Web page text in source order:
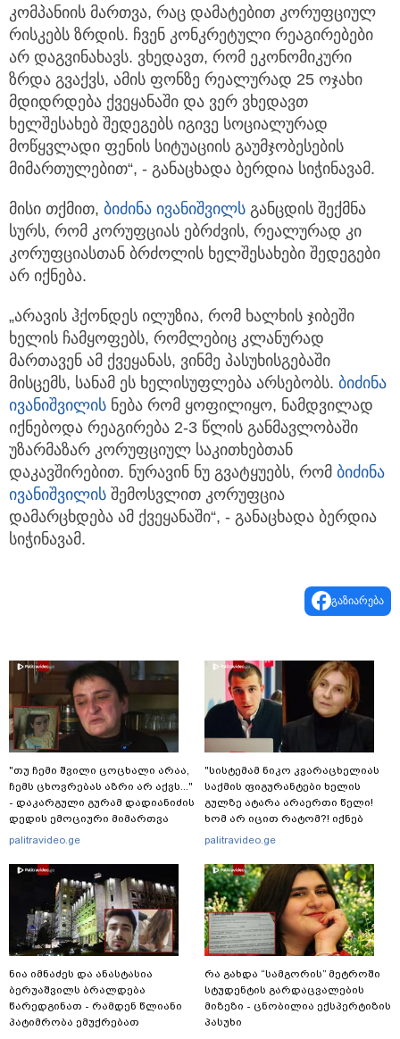
კომპანიის მართვა, რაც დამატებით კორუფციულ
რისკებს ზრდის. ჩვენ კონკრეტული რეაგირებები
არ დაგვინახავს. ვხედავთ, რომ ეკონომიკური
ზრდა გვაქვს, ამის ფონზე რეალურად 25 ოჯახი
მდიდრდება ქვეყანაში და ვერ ვხედავთ
ხელშესახებ შედეგებს იგივე სოციალურად
მოწყვლადი ფენის სიტუაციის გაუმჯობესების
მიმართულებით“, - განაცხადა ბერდია სიჭინავამ.
მისი თქმით, ბიძინა ივანიშვილს განცდის შექმნა
სურს, რომ კორუფციას ებრძვის, რეალურად კი
კორუფციასთან ბრძოლის ხელშესახები შედეგები
არ იქნება.
„არავის ჰქონდეს ილუზია, რომ ხალხის ჯიბეში
ხელის ჩამყოფებს, რომლებიც კლანურად
მართავენ ამ ქვეყანას, ვინმე პასუხისგებაში
მისცემს, სანამ ეს ხელისუფლება არსებობს. ბიძინა
ივანიშვილის ნება რომ ყოფილიყო, ნამდვილად
იქნებოდა რეაგირება 2-3 წლის განმავლობაში
უზარმაზარ კორუფციულ საკითხებთან
დაკავშირებით. ნურავინ ნუ გვატყუებს, რომ ბიძინა
ივანიშვილის შემოსვლით კორუფცია
დამარცხდება ამ ქვეყანაში“, - განაცხადა ბერდია
სიჭინავამ.
გაზიარება
"თუ ჩემი შვილი ცოცხალი არაა,
ჩემს ცხოვრებას აზრი არ აქვს..."
- დაკარგული გურამ დადიანიძის
დედის ემოციური მიმართვა
palitravideo.ge
ნია იმნაძეს და ანასტასია
ბერუაშვილს ბრალდება
წარედგინათ - რამდენ წლიანი
პატიმრობა ემუქრებათ
"სისტემამ ნიკო კვარაცხელიას
საქმის ფიგურანტები ხელის
გულზე ატარა არაერთი წელი!
ხომ არ იცით რატომ?! იქნებ
იმიტომ რომ თავად
კვარაცხელიას დედა
განცხადებას ავრცელებს
palitravideo.ge
რა გახდა “სამგორის” მეტროში
სტუდენტის გარდაცვალების
მიზეზი - ცნობილია ექსპერტიზის
პასუხი